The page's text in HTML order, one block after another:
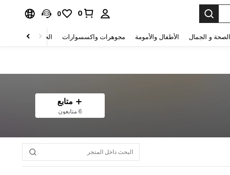
0
0
الصحة و الجمال الأطفال والأمومة مجوهرات واكسسوارات الحقائب والأمتعة
متابع
6 متابعون